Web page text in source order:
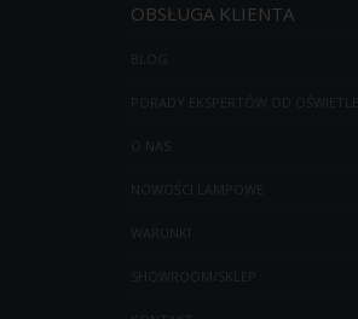
OBSŁUGA KLIENTA